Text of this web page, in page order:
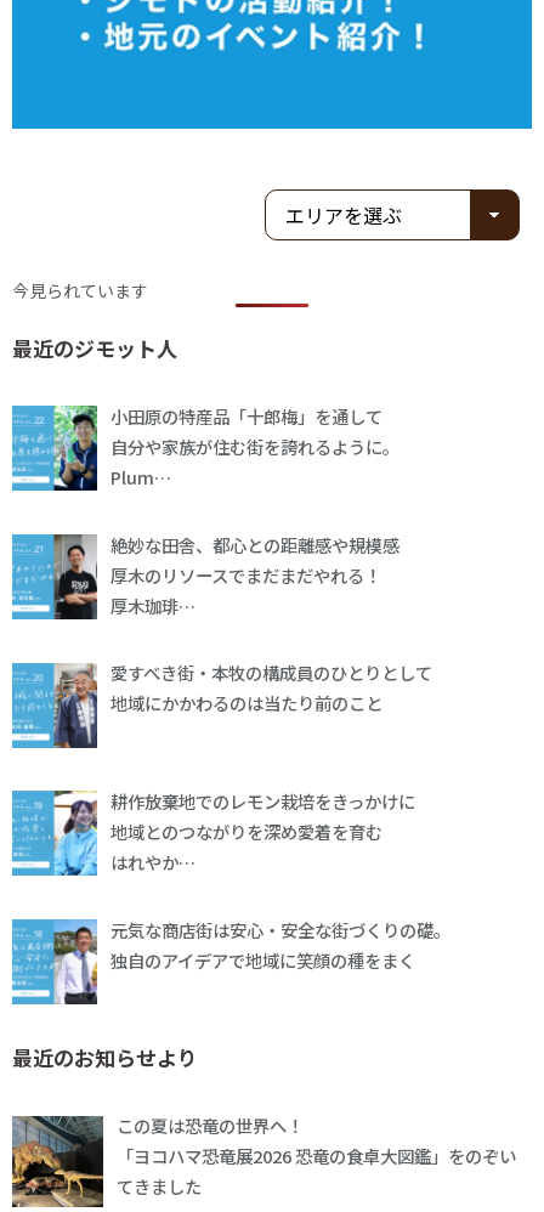
今見られています
最近のジモット人
小田原の特産品「十郎梅」を通して
自分や家族が住む街を誇れるように。
Plum…
絶妙な田舎、都心との距離感や規模感
厚木のリソースでまだまだやれる！
厚木珈琲…
愛すべき街・本牧の構成員のひとりとして
地域にかかわるのは当たり前のこと
耕作放棄地でのレモン栽培をきっかけに
地域とのつながりを深め愛着を育む
はれやか…
元気な商店街は安心・安全な街づくりの礎。
独自のアイデアで地域に笑顔の種をまく
最近のお知らせより
この夏は恐竜の世界へ！
「ヨコハマ恐竜展2026 恐竜の食卓大図鑑」をのぞい
てきました